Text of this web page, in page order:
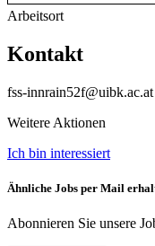
Arbeitsort
Kontakt
fss-innrain52f@uibk.ac.at
Weitere Aktionen
Ich bin interessiert
Ähnliche Jobs per Mail
Abonnieren Sie unsere